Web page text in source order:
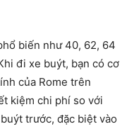
biến như 40, 62, 64
đi xe buýt, bạn có cơ
của Rome trên
kiệm chi phí so với
trước, đặc biệt vào